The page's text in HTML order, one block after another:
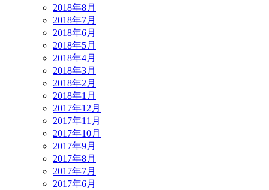
2018年8月
2018年7月
2018年6月
2018年5月
2018年4月
2018年3月
2018年2月
2018年1月
2017年12月
2017年11月
2017年10月
2017年9月
2017年8月
2017年7月
2017年6月